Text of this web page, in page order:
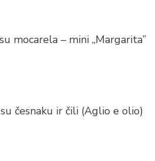
mocarela – mini „Margarita”
česnaku ir čili (Aglio e olio)